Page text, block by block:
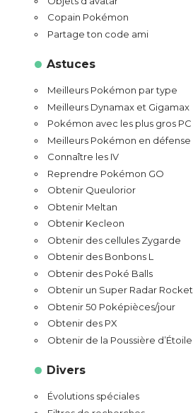
Copain Pokémon
Partage ton code ami
Astuces
Meilleurs Pokémon par type
Meilleurs Dynamax et Gigamax
Pokémon avec les plus gros PC
Meilleurs Pokémon en défense
Connaître les IV
Reprendre Pokémon GO
Obtenir Queulorior
Obtenir Meltan
Obtenir Kecleon
Obtenir des cellules Zygarde
Obtenir des Bonbons L
Obtenir des Poké Balls
Obtenir un Super Radar Rocket
Obtenir 50 Poképièces/jour
Obtenir des PX
Obtenir de la Poussière d’Étoile
Divers
Évolutions spéciales